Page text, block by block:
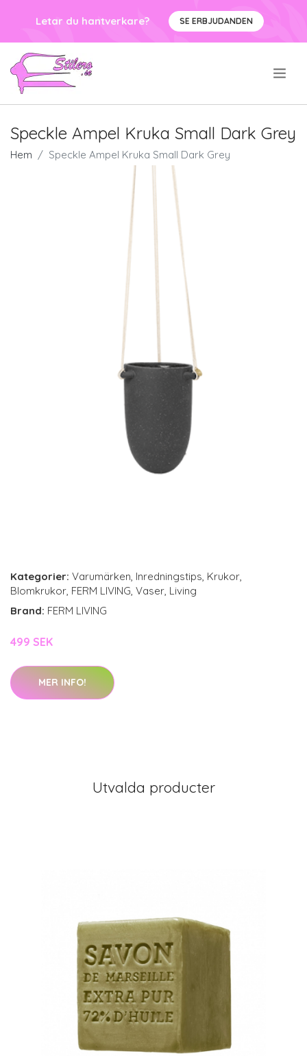
Letar du hantverkare? SE ERBJUDANDEN
Speckle Ampel Kruka Small Dark Grey
Hem Speckle Ampel Kruka Small Dark Grey
Kategorier: Varumärken Inredningstips Krukor
Blomkrukor FERM LIVING Vaser Living
Brand: FERM LIVING
499 SEK
MER INFO!
Utvalda producter